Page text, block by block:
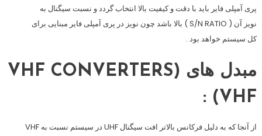
پری آمپلی فایر باید با دقت و کیفیت بالا انتخاب گردد و نسبت سیگنال به
نویز آن ( S/N RATIO ) بالا باشد چون نویز در پری آمپلی فایر مبنایی برای
کل سیستم خواهد بود .
مبدل های VHF CONVERTERS)
VHF) :
از آنجا که به دلیل فرکانس بالاتر افت سیگنال UHF در سیستم نسبت به VHF